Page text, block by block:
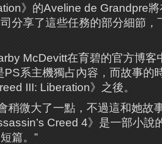
》的Aveline de Grandpre
分享了這些任務的部分細節，
McDevitt在育碧的官方博客
PS系主機獨占內容，而故事的
III: Liberation》之後。
稍微大了一點，不過這和她故
Creed 4》是一部小說
篇。”